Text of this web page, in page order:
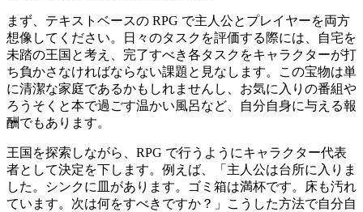
まず、テキストベースの RPG で主人公とプレイヤーを両方
想像してください。日々のタスクを評価する際には、自宅を
未踏の王国と考え、完了すべき各タスクをキャラクターが打
ち負かさなければならない課題と見なします。この宝物は単
に清潔な家庭であるかもしれませんし、お気に入りの番組や
ろうそくと本で過ごす温かい風呂など、自分自身に与える報
酬でもあります。
王国を探索しながら、RPG で行うようにキャラクター代表
者として決定を下します。例えば、「主人公は台所に入りま
した。シンクに皿があります。ゴミ箱は満杯です。床も汚れ
ています。次は何をすべきですか？」こうした方法で自分自